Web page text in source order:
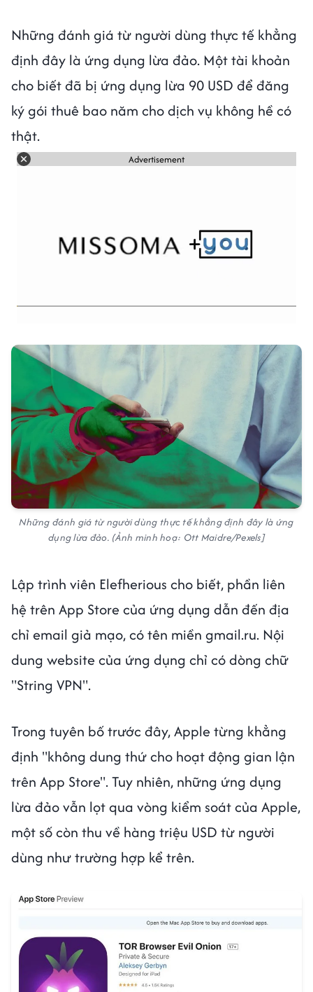
Những đánh giá từ người dùng thực tế khẳng
định đây là ứng dụng lừa đảo. Một tài khoản
cho biết đã bị ứng dụng lừa 90 USD để đăng
ký gói thuê bao năm cho dịch vụ không hề có
thật.
Advertisement
Những đánh giá từ người dùng thực tế khẳng định đây là ứng
dụng lừa đảo. (Ảnh minh hoạ: Ott Maidre/Pexels]
Lập trình viên Elefherious cho biết, phần liên
hệ trên App Store của ứng dụng dẫn đến địa
chỉ email giả mạo, có tên miền gmail.ru. Nội
dung website của ứng dụng chỉ có dòng chữ
"String VPN".
Trong tuyên bố trước đây, Apple từng khẳng
định "không dung thứ cho hoạt động gian lận
trên App Store". Tuy nhiên, những ứng dụng
lừa đảo vẫn lọt qua vòng kiểm soát của Apple,
một số còn thu về hàng triệu USD từ người
dùng như trường hợp kể trên.